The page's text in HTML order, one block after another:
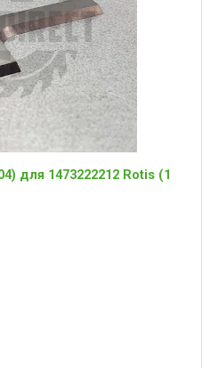
для 1473222212 Rotis (1